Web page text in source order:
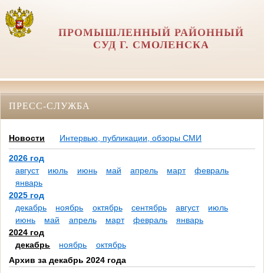
ПРОМЫШЛЕННЫЙ РАЙОННЫЙ
СУД Г. СМОЛЕНСКА
ПРЕСС-СЛУЖБА
Новости Интервью, публикации, обзоры СМИ
2026 год
август
июль июнь май апрель март
февраль
январь
2025 год
декабрь
ноябрь октябрь сентябрь август
июль
июнь
май апрель март февраль
январь
2024 год
декабрь
ноябрь
октябрь
Архив за декабрь 2024 года